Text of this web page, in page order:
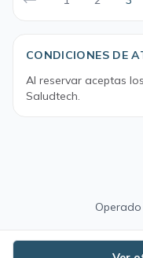
CONDICIONES DE
Al reservar aceptas los
Saludtech.